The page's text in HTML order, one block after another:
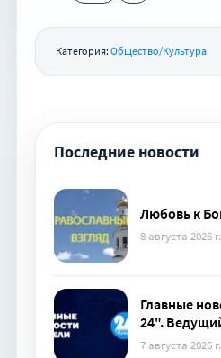
Категория: Общество/Культура
Последние новости
Любовь к
8 августа 2026
Главные
24".
7 августа 2026